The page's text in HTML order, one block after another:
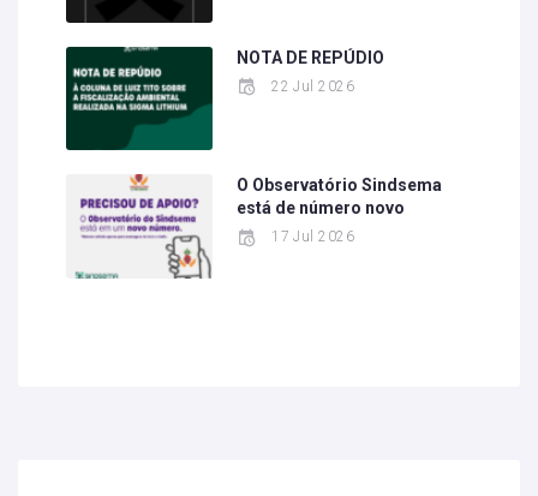
NOTA DE REPÚDIO
22 Jul 2026
O Observatório Sindsema
está de número novo
17 Jul 2026